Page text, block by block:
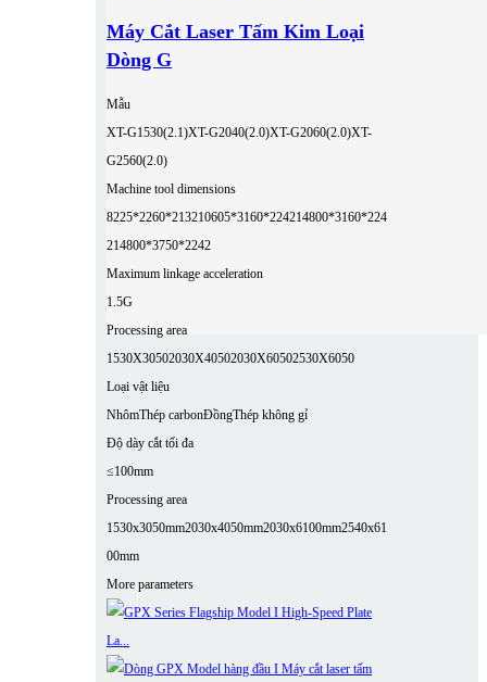
Máy Cắt Laser Tấm Kim Loại
Dòng G
Mẫu
XT-G1530(2.1)XT-G2040(2.0)XT-G2060(2.0)XT-
G2560(2.0)
Machine tool dimensions
8225*2260*213210605*3160*224214800*3160*224
214800*3750*2242
Maximum linkage acceleration
1.5G
Processing area
1530X30502030X40502030X60502530X6050
Loại vật liệu
NhômThép carbonĐồngThép không gỉ
Độ dày cắt tối đa
≤100mm
Processing area
1530x3050mm2030x4050mm2030x6100mm2540x61
00mm
More parameters